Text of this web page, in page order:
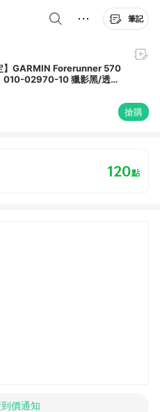
筆記
】GARMIN Forerunner 570
010-02970-10 獵影黑/透礦
搶購
120點
價通知